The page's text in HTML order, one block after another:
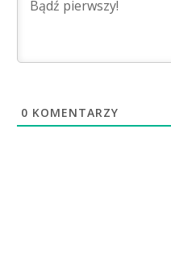
0 KOMENTARZY